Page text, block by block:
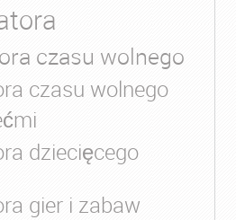
czasu wolnego
czasu wolnego
dziecięcego
gier i zabaw